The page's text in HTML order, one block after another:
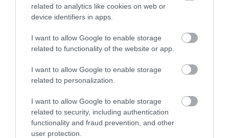
related to analytics like cookies on web or
device identifiers in apps.
I want to allow Google to enable storage
related to functionality of the website or app.
I want to allow Google to enable storage
related to personalization.
I want to allow Google to enable storage
related to security, including authentication
functionality and fraud prevention, and other
user protection.